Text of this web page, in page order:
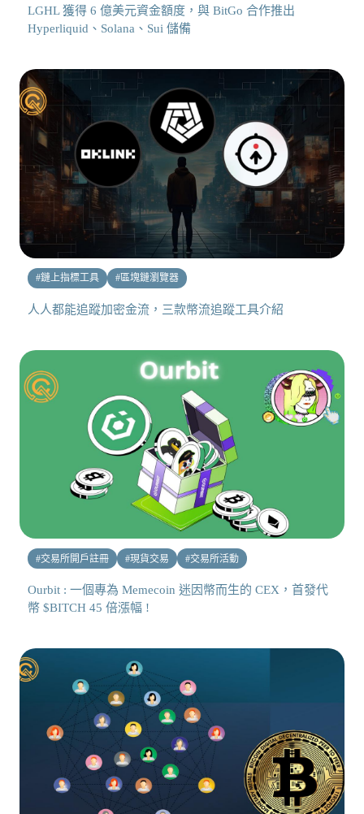
LGHL 獲得 6 億美元資金額度，與 BitGo 合作推出
Hyperliquid、Solana、Sui 儲備
#鏈上指標工具 #區塊鏈瀏覽器
人人都能追蹤加密金流，三款幣流追蹤工具介紹
#交易所開戶註冊 #現貨交易 #交易所活動
Ourbit : 一個專為 Memecoin 迷因幣而生的 CEX，首發代
幣 $BITCH 45 倍漲幅 !